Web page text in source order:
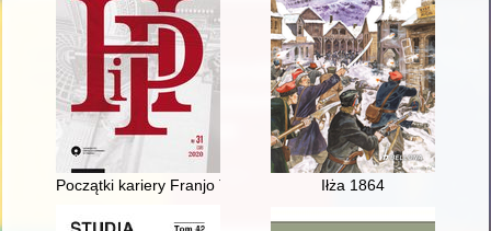
Początki kariery Franjo Tuđmana w świetle wybranych
Iłża 1864